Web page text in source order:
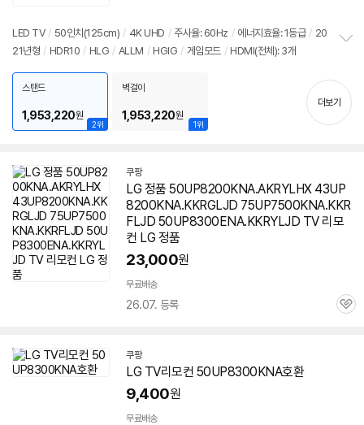
뷰
LED TV / 50인치(125cm) / 4K UHD / 주사율: 60Hz / 에너지효율: 1등급 / 20
21년형 / HDR10 / HLG / ALLM / HGIG / 게임모드 / HDMI(전체): 3개
치
기
2위
스탠드
1,953,220원
1위
벽걸이
1,953,220원
더보기
쿠팡
LG 정품 50UP8200KNA.AKRYLHX 43UP
8200KNA.KKRGLJD 75UP7500KNA.KKR
FLJD 50UP8300ENA.KKRYLJD TV 리모
컨 LG 정품
23,000원
무료배송
26.07. 등록
관
쿠팡
LG TV리모컨 50UP8300KNA호환
9,400원
무료배송